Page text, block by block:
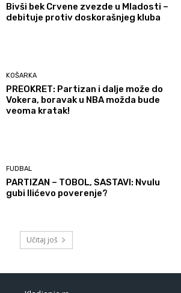
Bivši bek Crvene zvezde u Mladosti –
debituje protiv doskorašnjeg kluba
KOŠARKA
PREOKRET: Partizan i dalje može do
Vokera, boravak u NBA možda bude
veoma kratak!
FUDBAL
PARTIZAN – TOBOL, SASTAVI: Nvulu
gubi Ilićevo poverenje?
Učitaj još